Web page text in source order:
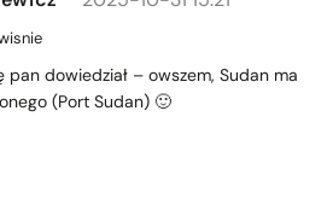
pan dowiedział – owszem, Sudan ma
(Port Sudan) 🙂